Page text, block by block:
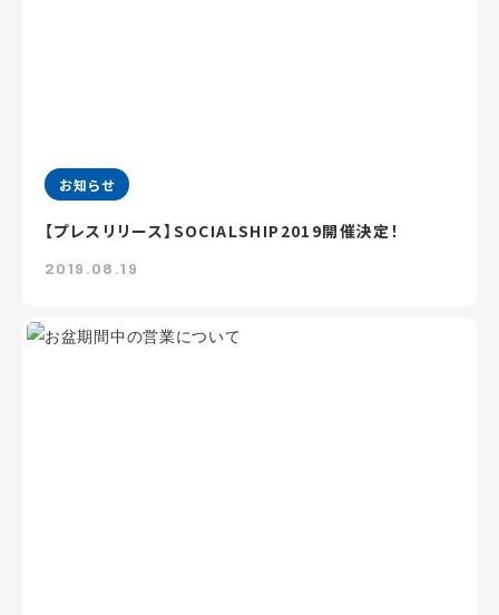
お知らせ
【プレスリリース】SOCIALSHIP2019開催決定！
2019.08.19